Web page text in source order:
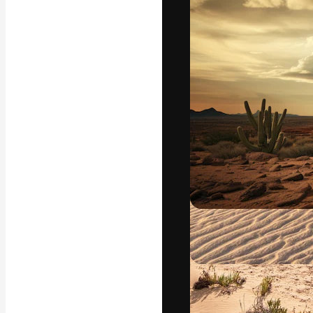
La piattaforma
migliori lavori.
creativi,
Italiano
Copyright ©